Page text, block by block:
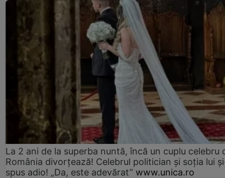
La 2 ani de la superba nuntă, încă un cuplu celebru
România divorțează! Celebrul politician și soția lui
spus adio! „Da, este adevărat” www.unica.ro